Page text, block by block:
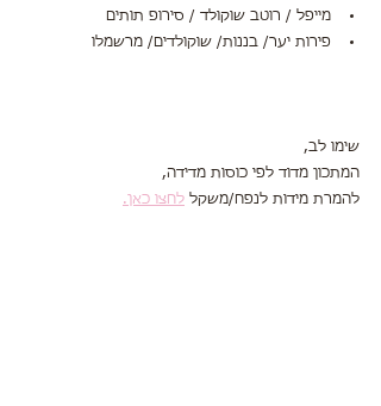
מייפל / רוטב שוקולד / סירופ תותים
פירות יער/ בננות/ שוקולדים/ מרשמלו
שימו לב,
המתכון מדוד לפי כוסות מדידה,
להמרת מידות לנפח/משקל לחצו כאן.